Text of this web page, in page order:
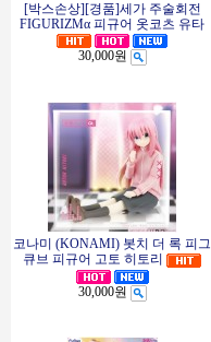
[박스손상][경품]세가 주술회전
FIGURIZMα 피규어 옷코츠 유타
30,000원
코나미 (KONAMI) 봇치 더 록 피그
큐브 피규어 고토 히토리
30,000원